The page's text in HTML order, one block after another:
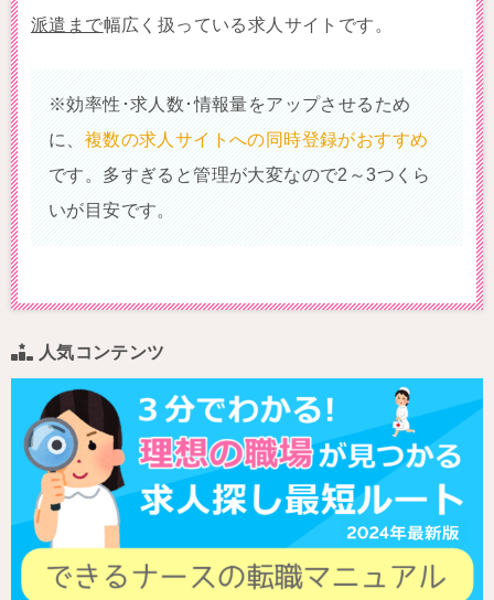
派遣まで幅広く扱っている求人サイトです。
※効率性･求人数･情報量をアップさせるため
に、 複数の求人サイトへの同時登録がおすすめ
です。多すぎると管理が大変なので2～3つくら
いが目安です。
人気コンテンツ